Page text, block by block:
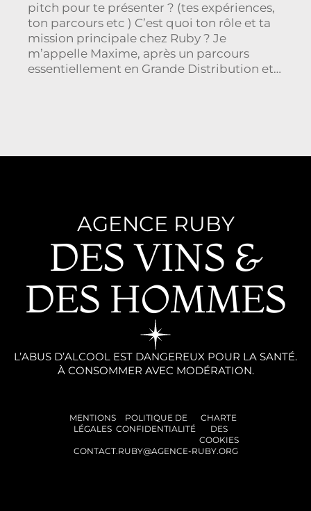
pitch pour te présenter ? (tes expériences,
ton parcours etc ) C’est quoi ton rôle et ta
mission principale chez Ruby ? Je
m’appelle Maxime, après un parcours
essentiellement en Grande Distribution et
AGENCE RUBY
DES VINS &
DES HOMMES
L’ABUS D’ALCOOL EST DANGEREUX POUR LA SANTÉ.
À CONSOMMER AVEC MODÉRATION.
MENTIONS
LÉGALES
POLITIQUE DE
CONFIDENTIALITÉ
CHARTE
DES
COOKIES
CONTACT.RUBY@AGENCE-RUBY.ORG